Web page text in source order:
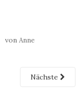
von Anne
Nächste